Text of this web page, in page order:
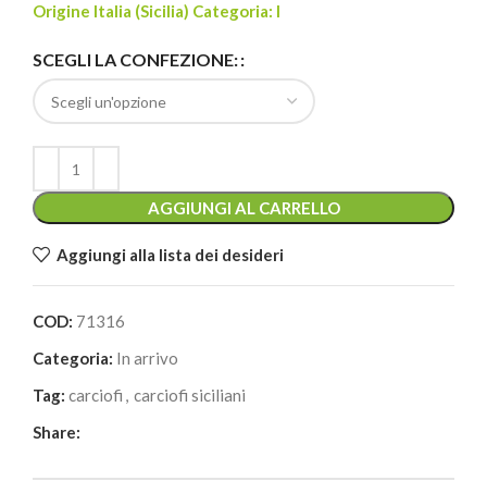
Origine Italia (Sicilia) Categoria: I
SCEGLI LA CONFEZIONE:
AGGIUNGI AL CARRELLO
Alternative:
Aggiungi alla lista dei desideri
COD: 71316
Categoria: In arrivo
Tag: carciofi , carciofi siciliani
Share: